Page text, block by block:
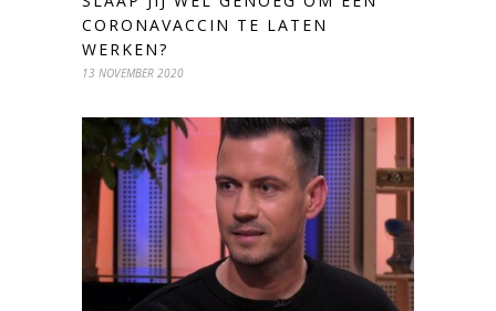
CORONAVACCIN TE LATEN
WERKEN?
13 NOVEMBER 2020